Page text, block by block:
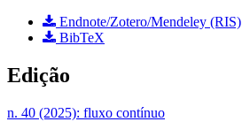
Endnote/Zotero/Mendeley (RIS)
BibTeX
Edição
n. 40 (2025): fluxo contínuo